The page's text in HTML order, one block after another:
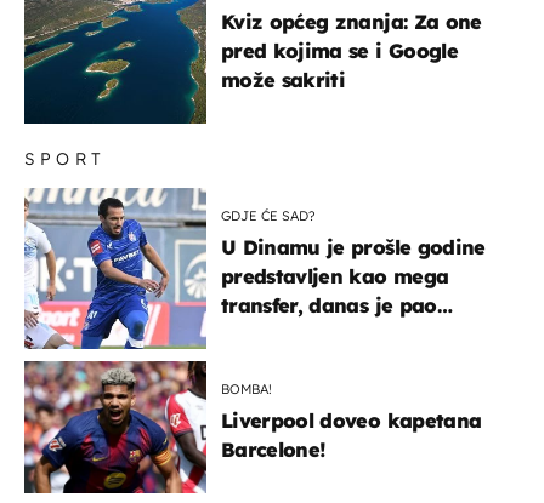
SPORT
GDJE ĆE SAD?
U Dinamu je prošle godine
predstavljen kao mega
transfer, danas je pao
BOMBA!
Liverpool doveo kapetana
Barcelone!
Kviz općeg znanja: Za one
pred kojima se i Google
može sakriti